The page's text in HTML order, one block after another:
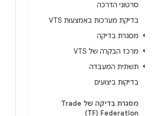
סרטוני הדרכה
בדיקת מערכות באמצעות VTS
מסגרת בדיקה
מרכז הבקרה של VTS
תשתית המעבדה
בדיקות ביצועים
מסגרת בדיקה של Trade
Federation‏ (TF)